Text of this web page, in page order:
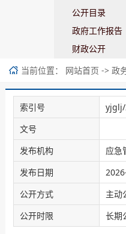
公开目录
政府工作报告
财政公开
当前位置： 网站首页 -> 政
索引号
yjglj/
文号
发布机构
应急
发布日期
公开方式
主动
公开时限
长期